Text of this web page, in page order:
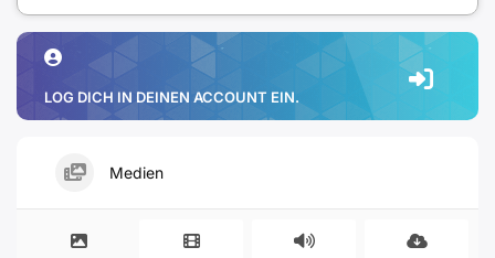
LOG DICH IN DEINEN ACCOUNT EIN.
Medien